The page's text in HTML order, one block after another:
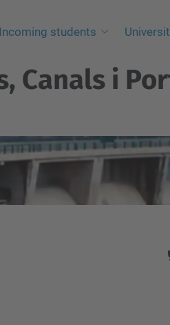
Incoming students
Canals i